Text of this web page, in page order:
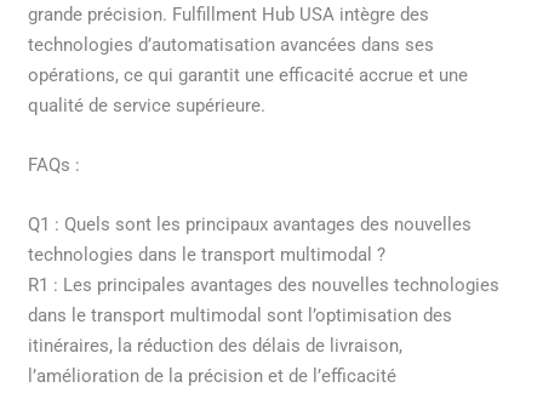
grande précision. Fulfillment Hub USA intègre des
technologies d’automatisation avancées dans ses
opérations, ce qui garantit une efficacité accrue et une
qualité de service supérieure.
FAQs :
Q1 : Quels sont les principaux avantages des nouvelles
technologies dans le transport multimodal ?
R1 : Les principales avantages des nouvelles technologies
dans le transport multimodal sont l’optimisation des
itinéraires, la réduction des délais de livraison,
l’amélioration de la précision et de l’efficacité